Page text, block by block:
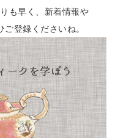
も早く、新着情報や
登録くださいね。